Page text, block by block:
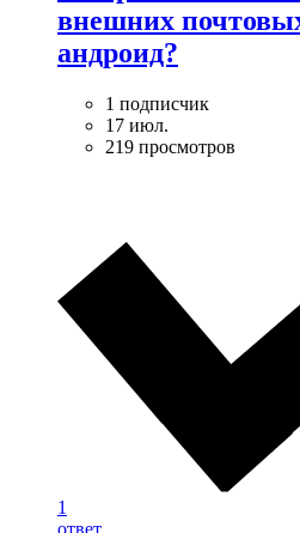
внешних
андроид?
1 подписчик
17 июл.
219 просмотров
1
ответ